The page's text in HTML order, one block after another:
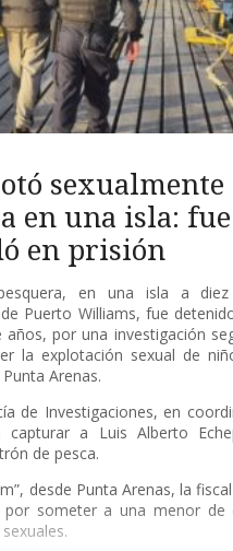
sexualmente
en una isla: fue
en prisión
en una isla a
Puerto Williams, fue
por una investigación
la explotación sexual de
Arenas.
de Investigaciones, en
a Luis Alberto
de pesca.
desde Punta Arenas, la
someter a una menor de